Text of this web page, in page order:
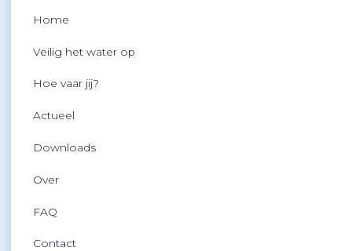
Home
Veilig het water op
Hoe vaar jij?
Actueel
Downloads
Over
FAQ
Contact